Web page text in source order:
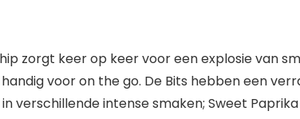
zorgt keer op keer voor een explosie van
voor on the go. De Bits hebben een
verschillende intense smaken; Sweet